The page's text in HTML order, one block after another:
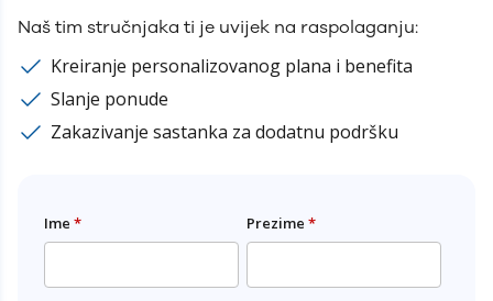
Centar bb
Maršala Tita 157
Naš tim stručnjaka ti je uvijek na raspolaganju:
Kreiranje personalizovanog plana i benefita
Slanje ponude
Zakazivanje sastanka za dodatnu podršku
Ime * Prezime *